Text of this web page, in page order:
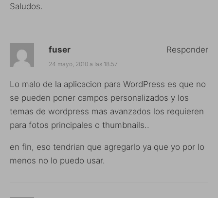
Saludos.
fuser
24 mayo, 2010 a las 18:57
Lo malo de la aplicacion para WordPress es que no
se pueden poner campos personalizados y los
temas de wordpress mas avanzados los requieren
para fotos principales o thumbnails..
en fin, eso tendrian que agregarlo ya que yo por lo
menos no lo puedo usar.
Responder